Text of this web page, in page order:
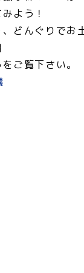
よう！
どんぐりでお
ご覧下さい。